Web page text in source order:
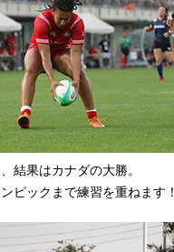
結果はカナダの大勝。
ピックまで練習を重ねます！